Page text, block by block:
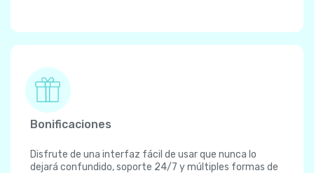
Bonificaciones
Disfrute de una interfaz fácil de usar que nunca lo
dejará confundido, soporte 24/7 y múltiples formas de